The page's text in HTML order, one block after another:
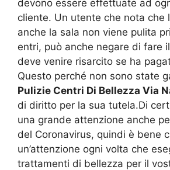
devono essere effettuate ad
cliente. Un utente che nota che
anche la sala non viene pulita
entri, può anche negare di fare
deve venire risarcito se ha
Questo perché non sono state
Pulizie Centri Di Bellezza Via
di diritto per la sua tutela.Di
una grande attenzione anche
del Coronavirus, quindi è bene
un’attenzione ogni volta che
trattamenti di bellezza per il